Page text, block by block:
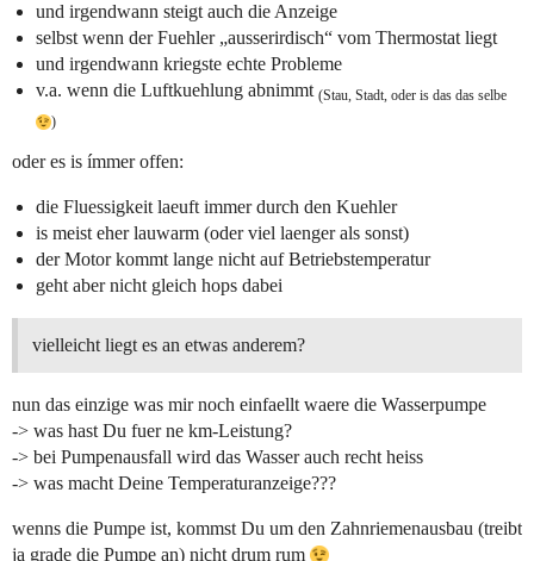
und irgendwann steigt auch die Anzeige
selbst wenn der Fuehler „ausserirdisch“ vom Thermostat liegt
und irgendwann kriegste echte Probleme
v.a. wenn die Luftkuehlung abnimmt (Stau, Stadt, oder is das das selbe
)
oder es is ímmer offen:
die Fluessigkeit laeuft immer durch den Kuehler
is meist eher lauwarm (oder viel laenger als sonst)
der Motor kommt lange nicht auf Betriebstemperatur
geht aber nicht gleich hops dabei
vielleicht liegt es an etwas anderem?
nun das einzige was mir noch einfaellt waere die Wasserpumpe
-> was hast Du fuer ne km-Leistung?
-> bei Pumpenausfall wird das Wasser auch recht heiss
-> was macht Deine Temperaturanzeige???
wenns die Pumpe ist, kommst Du um den Zahnriemenausbau (treibt
ja grade die Pumpe an) nicht drum rum